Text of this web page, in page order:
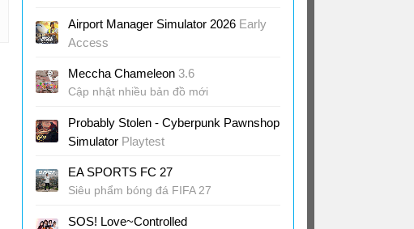
Airport Manager Simulator 2026 Early
Access
Meccha Chameleon 3.6
Cập nhật nhiều bản đồ mới
Probably Stolen - Cyberpunk Pawnshop
Simulator Playtest
Cyberpunk
EA SPORTS FC 27
Siêu phẩm bóng đá FIFA 27
SOS! Love~Controlled